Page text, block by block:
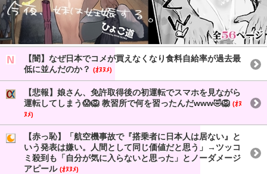
【闇】なぜ日本でコメが買えなくなり食料自給率が過去最
低に並んだのか？ (ｵﾇﾇﾒ)
【悲報】娘さん、免許取得後の初運転でスマホを見ながら
運転してしまう😱🦁 教習所で何を習ったんだwww🤣🦁 (ｵﾇ
ﾇﾒ)
【赤っ恥】「航空機事故で『搭乗者に日本人は居ない』と
いう発表は嫌い。人間として同じ価値だと思う」→ツッコ
ミ殺到も「自分が気に入らないと思った」とノーダメージ
アピール (ｵﾇﾇﾒ)